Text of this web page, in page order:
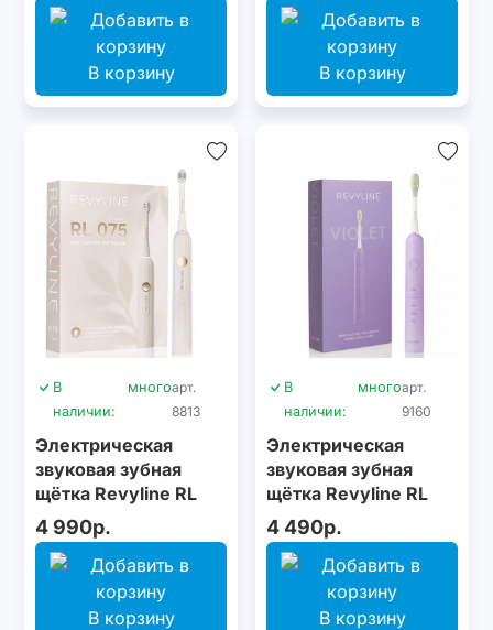
В корзину В корзину
В
наличии:
многоарт.
8813
Электрическая
звуковая зубная
щётка Revyline RL
075 Cream
4 990р.
В корзину
В
наличии:
многоарт.
9160
Электрическая
звуковая зубная
щётка Revyline RL
044 Violet
4 490р.
В корзину